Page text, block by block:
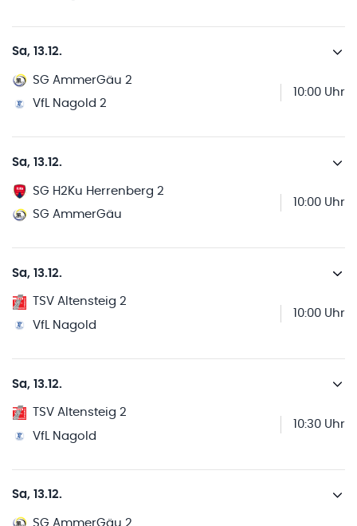
Sa, 13.12.
SG AmmerGäu 2
VfL Nagold 2
10:00 Uhr
Sa, 13.12.
SG H2Ku Herrenberg 2
SG AmmerGäu
10:00 Uhr
Sa, 13.12.
TSV Altensteig 2
VfL Nagold
10:00 Uhr
Sa, 13.12.
TSV Altensteig 2
VfL Nagold
10:30 Uhr
Sa, 13.12.
SG AmmerGäu 2